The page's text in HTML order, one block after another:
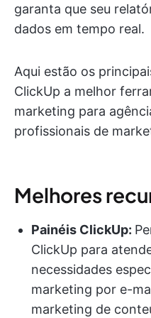
garanta que seu
dados em tempo real.
Aqui estão os
ClickUp a melhor
marketing para
profissionais de
Melhores
Painéis ClickUp:
ClickUp para
necessidades
marketing por e-
marketing de